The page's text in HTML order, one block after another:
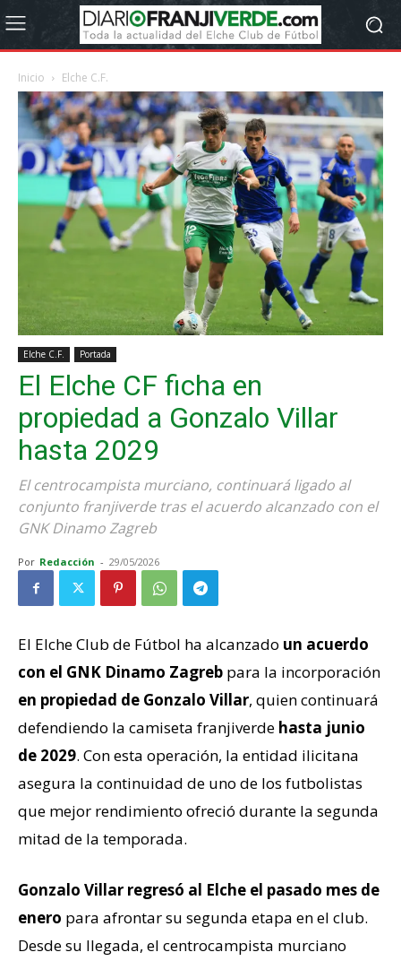
Inicio Elche C.F.
Elche C.F. Portada
El Elche CF ficha en
propiedad a Gonzalo Villar
hasta 2029
El centrocampista murciano, continuará ligado al
conjunto franjiverde tras el acuerdo alcanzado con el
GNK Dinamo Zagreb
Por Redacción - 29/05/2026
El Elche Club de Fútbol ha alcanzado un acuerdo
con el GNK Dinamo Zagreb para la incorporación
en propiedad de Gonzalo Villar, quien continuará
defendiendo la camiseta franjiverde hasta junio
de 2029. Con esta operación, la entidad ilicitana
asegura la continuidad de uno de los futbolistas
que mejor rendimiento ofreció durante la segunda
mitad de la temporada.
Gonzalo Villar regresó al Elche el pasado mes de
enero para afrontar su segunda etapa en el club.
Desde su llegada, el centrocampista murciano